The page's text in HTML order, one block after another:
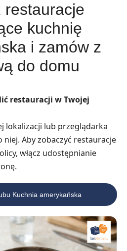
restauracje
kuchnię
i zamów z
do domu
restauracji w Twojej
lokalizacji lub przeglądarka
niej. Aby zobaczyć restauracje
włącz udostępnianie
Kuchnia amerykańska